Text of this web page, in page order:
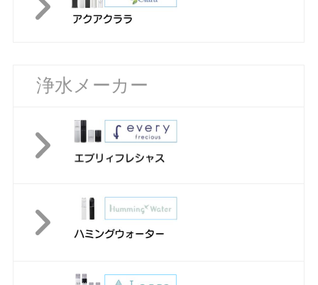
浄水メーカー